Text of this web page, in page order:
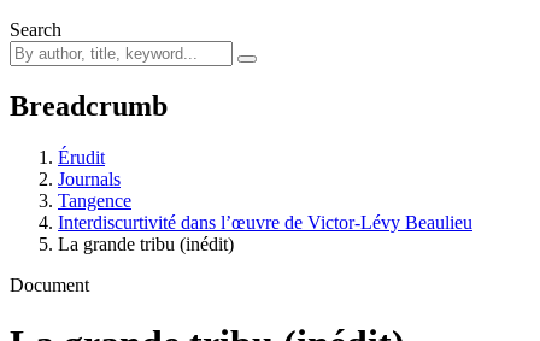
Search
Breadcrumb
Érudit
Journals
Tangence
Interdiscurtivité dans l’œuvre de Victor‑Lévy Beaulieu
La grande tribu (inédit)
Document